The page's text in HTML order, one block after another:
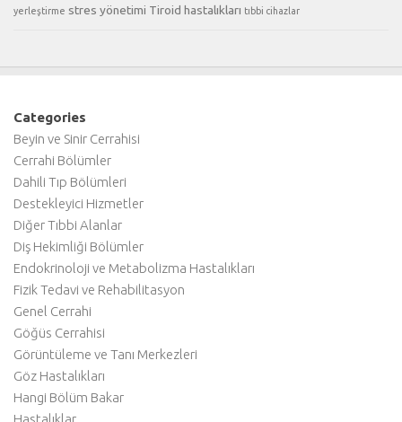
yerleştirme stres yönetimi Tiroid hastalıkları tıbbi cihazlar
Categories
Beyin ve Sinir Cerrahisi
Cerrahi Bölümler
Dahili Tıp Bölümleri
Destekleyici Hizmetler
Diğer Tıbbi Alanlar
Diş Hekimliği Bölümler
Endokrinoloji ve Metabolizma Hastalıkları
Fizik Tedavi ve Rehabilitasyon
Genel Cerrahi
Göğüs Cerrahisi
Görüntüleme ve Tanı Merkezleri
Göz Hastalıkları
Hangi Bölüm Bakar
Hastalıklar